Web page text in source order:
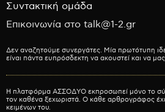
Συντακτική ομάδα
Επικοινωνία στο talk@1-2.gr
Δεν αναζητούμε συνεργάτες. Μία πρωτότυπη
είναι πάντα ευπρόσδεκτη να ακουστεί και να
Η πλατφόρμα ΑΣΣΟΔΥΟ εκπροσωπεί μόνο το
τον καθένα ξεχωριστά. Ο κάθε αρθρογράφος
κειμένων του.